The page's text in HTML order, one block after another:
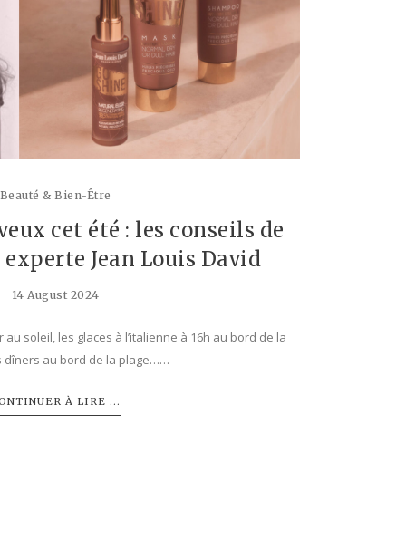
Beauté & Bien-Être
cet été : les conseils de
Jean Louis David
14 August 2024
soleil, les glaces à l’italienne à 16h au bord de la
dîners au bord de la plage……
À LIRE ...